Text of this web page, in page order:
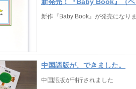
新作『Baby Book』が発売になり
中国語版が、できました。
中国語版が刊行されました